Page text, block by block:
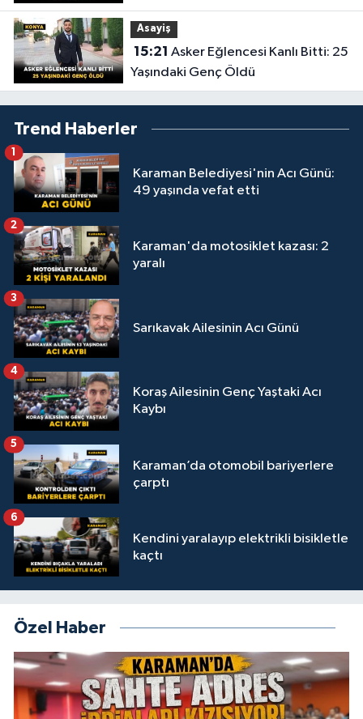
Asayiş
15:21
Yaşındaki Genç Öldü
Trend Haberler
Karaman Belediyesi'nin Acı Günü:
49 yaşında vefat etti
1
Karaman'da motosiklet kazası: 2
yaralı
2
Sarıkavak Ailesinin Acı Günü
3
Koraş Ailesinin Genç Yaştaki Acı
Kaybı
4
Karaman’da otomobil bariyerlere
çarptı
5
Kendini yaralayıp elektrikli bisikletle
kaçtı
6
Özel Haber